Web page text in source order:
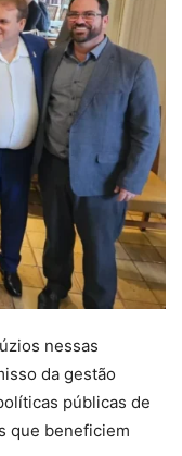
nessas
da gestão
públicas de
que beneficiem